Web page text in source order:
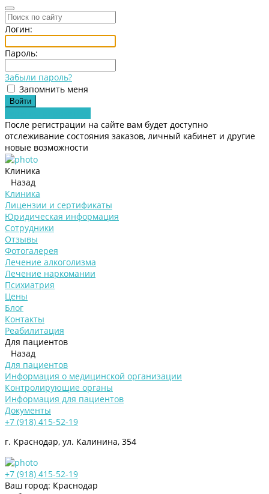
Логин:
Пароль:
Забыли пароль?
Запомнить меня
После регистрации на сайте вам будет доступно
отслеживание состояния заказов, личный кабинет и другие
новые возможности
Клиника
Назад
Клиника
Лицензии и сертификаты
Юридическая информация
Сотрудники
Отзывы
Фотогалерея
Лечение алкоголизма
Лечение наркомании
Психиатрия
Цены
Блог
Контакты
Реабилитация
Для пациентов
Назад
Для пациентов
Информация о медицинской организации
Контролирующие органы
Информация для пациентов
Документы
+7 (918) 415-52-19
г. Краснодар, ул. Калинина, 354
+7 (918) 415-52-19
Ваш город: Краснодар